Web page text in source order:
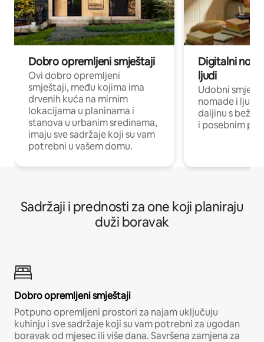
Dobro opremljeni smještaji
Ovi dobro opremljeni
smještaji, među kojima ima
drvenih kuća na mirnim
lokacijama u planinama i
stanova u urbanim sredinama,
imaju sve sadržaje koji su vam
potrebni u vašem domu.
Digitalni
ljudi
Udobni
nomade i ljude
daljinu s
i posebnim
Sadržaji i prednosti za one koji planiraju
duži boravak
Dobro opremljeni smještaji
Potpuno opremljeni prostori za najam uključuju
kuhinju i sve sadržaje koji su vam potrebni za ugodan
boravak od mjesec ili više dana. Savršena zamjena za